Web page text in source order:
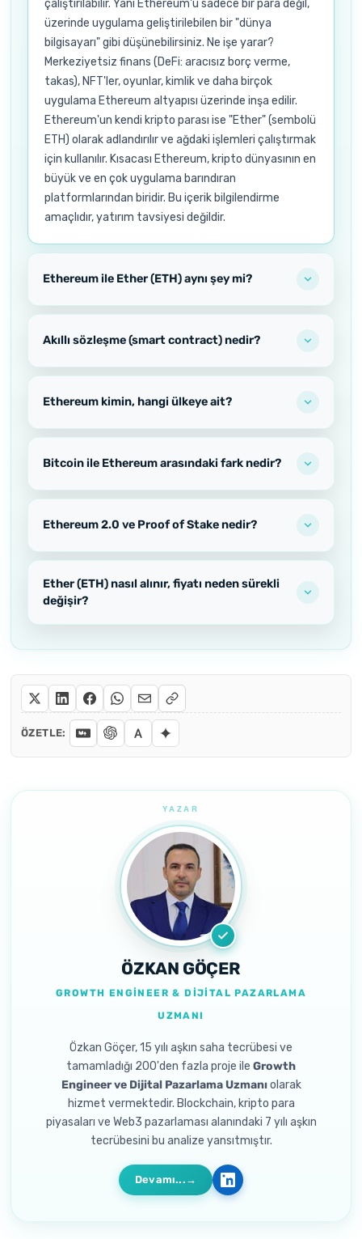
çalıştırılabilir. Yani Ethereum'u sadece bir para değil,
üzerinde uygulama geliştirilebilen bir "dünya
bilgisayarı" gibi düşünebilirsiniz. Ne işe yarar?
Merkeziyetsiz finans (DeFi: aracısız borç verme,
takas), NFT'ler, oyunlar, kimlik ve daha birçok
uygulama Ethereum altyapısı üzerinde inşa edilir.
Ethereum'un kendi kripto parası ise "Ether" (sembolü
ETH) olarak adlandırılır ve ağdaki işlemleri çalıştırmak
için kullanılır. Kısacası Ethereum, kripto dünyasının en
büyük ve en çok uygulama barındıran
platformlarından biridir. Bu içerik bilgilendirme
amaçlıdır, yatırım tavsiyesi değildir.
Ethereum ile Ether (ETH) aynı şey mi?
Akıllı sözleşme (smart contract) nedir?
Ethereum kimin, hangi ülkeye ait?
Bitcoin ile Ethereum arasındaki fark nedir?
Ethereum 2.0 ve Proof of Stake nedir?
Ether (ETH) nasıl alınır, fiyatı neden sürekli
değişir?
ÖZETLE:
ÖZKAN GÖÇER
GROWTH ENGINEER & DIJITAL PAZARLAMA
UZMANI
Özkan Göçer, 15 yılı aşkın saha tecrübesi ve
tamamladığı 200'den fazla proje ile Growth
Engineer ve Dijital Pazarlama Uzmanıolarak
hizmet vermektedir. Blockchain, kripto para
piyasaları ve Web3 pazarlaması alanındaki 7 yılı aşkın
tecrübesini bu analize yansıtmıştır.
Devamı...